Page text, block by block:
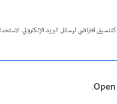
Open
.